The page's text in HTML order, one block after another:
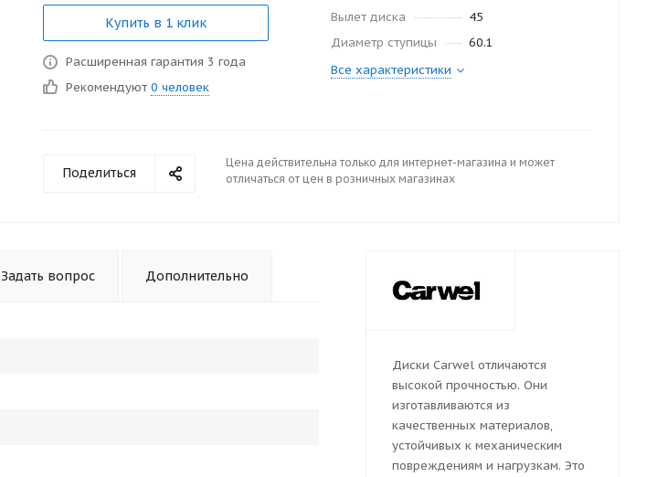
Купить в 1 клик
Расширенная гарантия 3 года
Рекомендуют 0 человек
Вылет диска
45
Диаметр ступицы
60.1
Все характеристики
Поделиться
Цена действительна только для интернет-магазина и может
отличаться от цен в розничных магазинах
Задать вопрос Дополнительно
Диски Carwel отличаются
высокой прочностью. Они
изготавливаются из
качественных материалов,
устойчивых к механическим
повреждениям и нагрузкам. Это